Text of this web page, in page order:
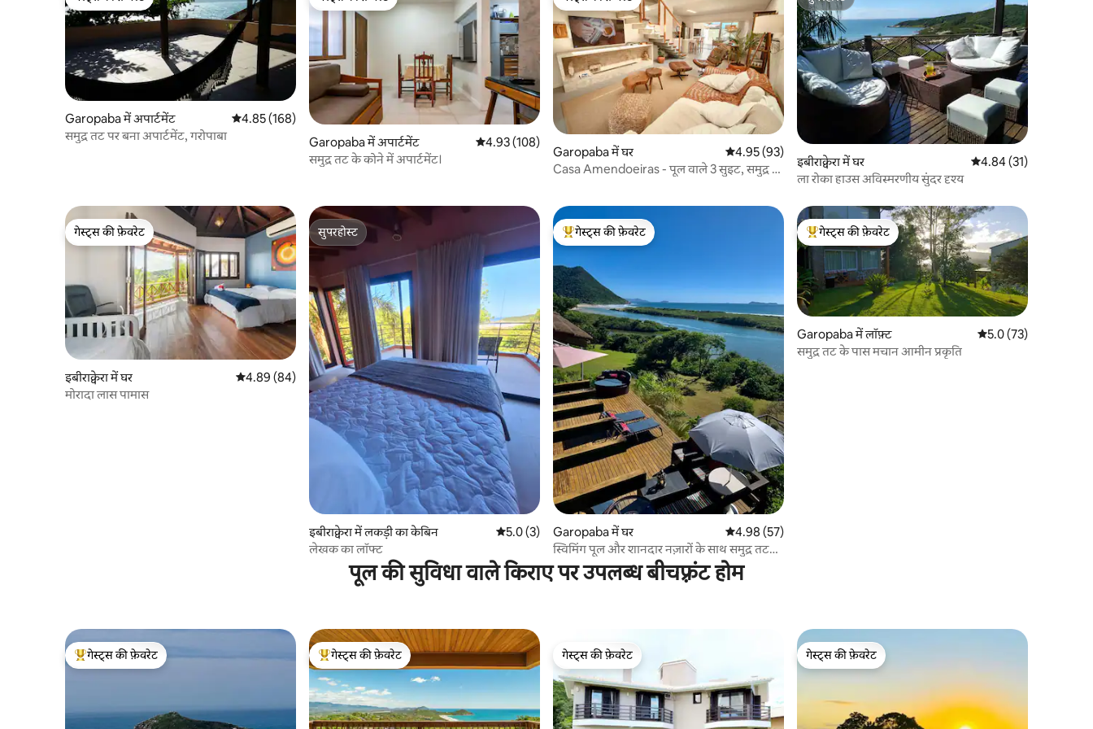
गेस्ट्स की फ़ेवरेट
Garopaba में अपार्टमेंट औसत रेटिंग 5 में से 4.85, 168 समीक्षाएँ
4.85 (168)
समुद्र तट पर बना अपार्टमेंट, गरोपाबा
गेस्ट्स की फ़ेवरेट
Garopaba में अपार्टमेंट औसत रेटिंग 5 में से 4.93, 108 समीक्षाएँ
4.93 (108)
समुद्र तट के कोने में अपार्टमेंट।
गेस्ट्स की फ़ेवरेट
Garopaba में घर औसत रेटिंग 5 में से 4.95, 93 समीक्षाएँ
4.95 (93)
Casa Amendoeiras - पूल वाले 3 सुइट, समुद्र से
सुपरहोस्ट
इबीराक्वेरा में घर औसत रेटिंग 5 में से 4.84,
4.84 (31)
ला रोका हाउस अविस्मरणीय सुंदर दृश्य
गेस्ट्स की फ़ेवरेट
गेस्ट्स की फ़ेवरेट
इबीराक्वेरा में घर औसत रेटिंग 5 में से 4.89, 84 समीक्षाएँ
4.89 (84)
मोरादा लास पामास
सुपरहोस्ट
सुपरहोस्ट
इबीराक्वेरा में लकड़ी का केबिन औसत रेटिंग 5 में से 5.0, 3 समीक्षाएँ
5.0 (3)
लेखक का लॉफ्ट
गेस्ट्स का टॉप फ़ेवरेट
गेस्ट्स की फ़ेवरेट
Garopaba में घर औसत रेटिंग 5 में से 4.98, 57 समीक्षाएँ
4.98 (57)
स्विमिंग पूल और शानदार नज़ारों के साथ समुद्र तट
का घर
गेस्ट्स का टॉप फ़ेवरेट
गेस्ट्स की फ़ेवरेट
Garopaba में लॉफ़्ट औसत रेटिंग 5 में से 5.0,
5.0 (73)
समुद्र तट के पास मचान आमीन प्रकृति
पूल की सुविधा वाले किराए पर उपलब्ध बीचफ़्रंट होम
गेस्ट्स का टॉप फ़ेवरेट
गेस्ट्स की फ़ेवरेट
गेस्ट्स का टॉप फ़ेवरेट
गेस्ट्स की फ़ेवरेट
गेस्ट्स की फ़ेवरेट
गेस्ट्स की फ़ेवरेट
गेस्ट्स की फ़ेवरेट
गेस्ट्स की फ़ेवरेट